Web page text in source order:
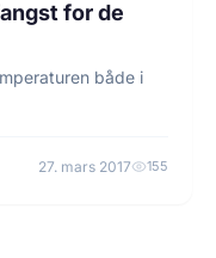
for de
både i
27. mars 2017 155